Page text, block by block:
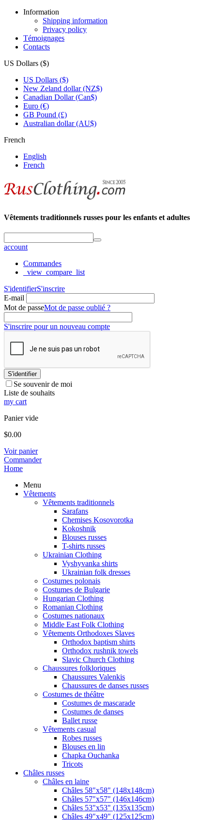
Information
Shipping information
Privacy policy
Témoignages
Contacts
US Dollars ($)
US Dollars ($)
New Zeland dollar (NZ$)
Canadian Dollar (Can$)
Euro (€)
GB Pound (£)
Australian dollar (AU$)
French
English
French
Vêtements traditionnels russes pour les enfants et adultes
account
Commandes
_view_compare_list
S'identifierS'inscrire
E-mail
Mot de passeMot de passe oublié ?
S'inscrire pour un nouveau compte
S'identifier
Se souvenir de moi
Liste de souhaits
my cart
Panier vide
$0.00
Voir panier
Commander
Home
Menu
Vêtements
Vêtements traditionnels
Sarafans
Chemises Kosovorotka
Kokoshnik
Blouses russes
T-shirts russes
Ukrainian Clothing
Vyshyvanka shirts
Ukrainian folk dresses
Costumes polonais
Costumes de Bulgarie
Hungarian Clothing
Romanian Clothing
Costumes nationaux
Middle East Folk Clothing
Vêtements Orthodoxes Slaves
Orthodox baptism shirts
Orthodox rushnik towels
Slavic Church Clothing
Chaussures folkloriques
Chaussures Valenkis
Chaussures de danses russes
Costumes de théâtre
Costumes de mascarade
Costumes de danses
Ballet russe
Vêtements casual
Robes russes
Blouses en lin
Chapka Ouchanka
Tricots
Châles russes
Châles en laine
Châles 58"x58" (148x148cm)
Châles 57"x57" (146x146cm)
Châles 53"x53" (135x135cm)
Châles 49"x49" (125x125cm)